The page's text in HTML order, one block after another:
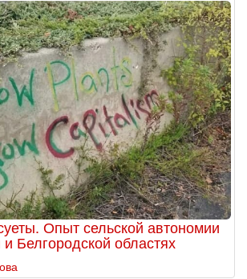
Опыт сельской автономии
Белгородской областях